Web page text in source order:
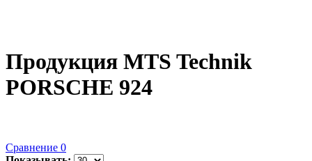
Продукция MTS Technik
PORSCHE 924
Сравнение 0